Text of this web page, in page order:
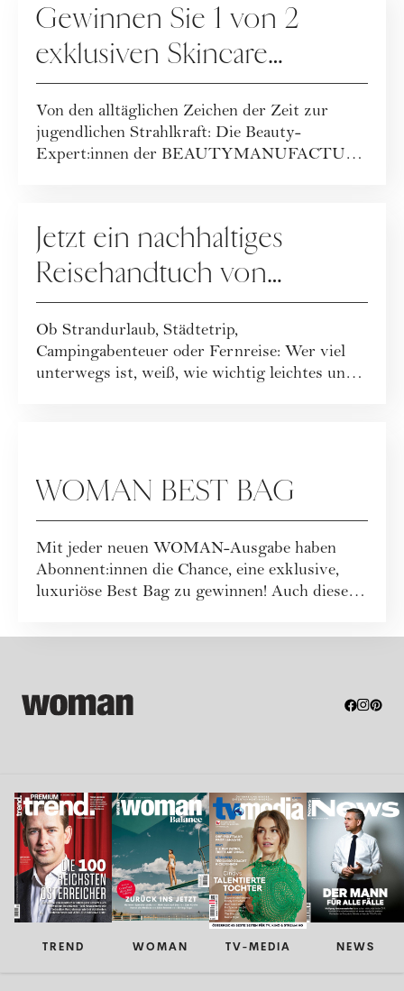
Gewinnen Sie 1 von 2
exklusiven Skincare
Packages der
BEAUTYMANUFACTUR!
Von den alltäglichen Zeichen der Zeit zur
jugendlichen Strahlkraft: Die Beauty-
Expert:innen der BEAUTYMANUFACTUR
Jetzt ein nachhaltiges
Reisehandtuch von
Buvanha gewinnen
Ob Strandurlaub, Städtetrip,
Campingabenteuer oder Fernreise: Wer viel
unterwegs ist, weiß, wie wichtig leichtes und
WOMAN BEST BAG
Mit jeder neuen WOMAN-Ausgabe haben
Abonnent:innen die Chance, eine exklusive,
luxuriöse Best Bag zu gewinnen! Auch dieses
TREND WOMAN TV-MEDIA NEWS